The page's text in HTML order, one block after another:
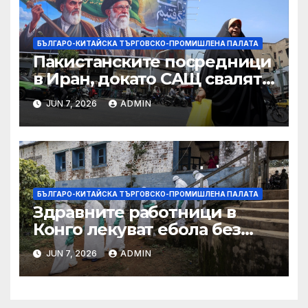
търговията
БЪЛГАРО-КИТАЙСКА ТЪРГОВСКО-ПРОМИШЛЕНА ПАЛАТА
Пакистанските посредници
в Иран, докато САЩ свалят
дронове, Ливан търси мир
JUN 7, 2026 ADMIN
БЪЛГАРО-КИТАЙСКА ТЪРГОВСКО-ПРОМИШЛЕНА ПАЛАТА
Здравните работници в
Конго лекуват ебола без
заплащане, докато СЗО
търси ресурси
JUN 7, 2026 ADMIN